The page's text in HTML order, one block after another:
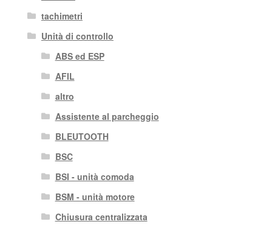
tachimetri
Unità di controllo
ABS ed ESP
AFIL
altro
Assistente al parcheggio
BLEUTOOTH
BSC
BSI - unità comoda
BSM - unità motore
Chiusura centralizzata